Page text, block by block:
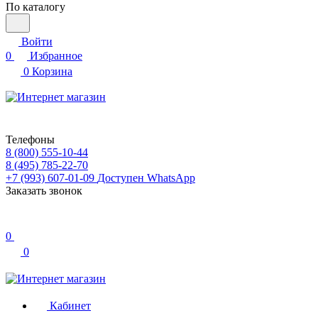
По каталогу
Войти
0
Избранное
0 Корзина
Телефоны
8 (800) 555-10-44
8 (495) 785-22-70
+7 (993) 607-01-09 Доступен WhatsApp
Заказать звонок
0
0
Кабинет